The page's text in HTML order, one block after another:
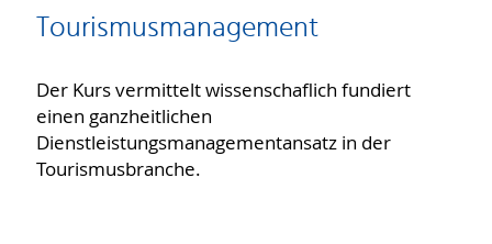
Tourismusmanagement
Der Kurs vermittelt wissenschaflich fundiert
einen ganzheitlichen
Dienstleistungsmanagementansatz in der
Tourismusbranche.